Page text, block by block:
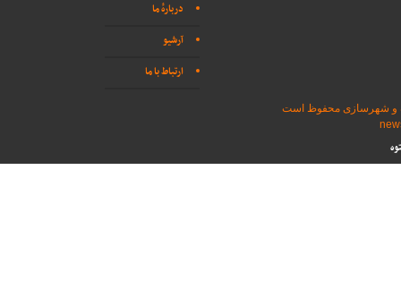
دربارهٔ ما
آرشیو
ارتباط با ما
و شهرسازی محفوظ است